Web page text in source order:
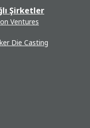
Şirketler
Ventures
Die Casting